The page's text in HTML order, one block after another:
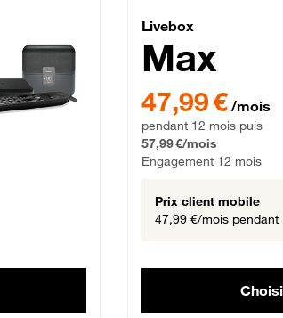
€ par mois, Engagement 12 mois
Livebox
Livebox
Max
47,99 € par mois
47,99 € /mois
pendant 12 mois puis
57,99 €/mois
Engagement 12 mois
Prix client mobile
47,99 €/mois pendant